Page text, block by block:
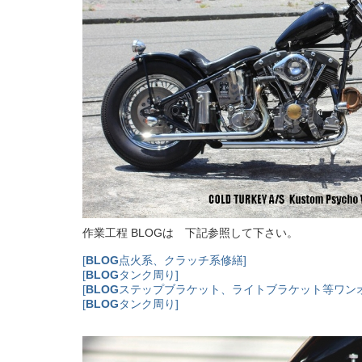
作業工程 BLOGは 下記参照して下さい。
[BLOG点火系、クラッチ系修繕]
[BLOGタンク周り]
[BLOGステップブラケット、ライトブラケット等ワン
[BLOGタンク周り]